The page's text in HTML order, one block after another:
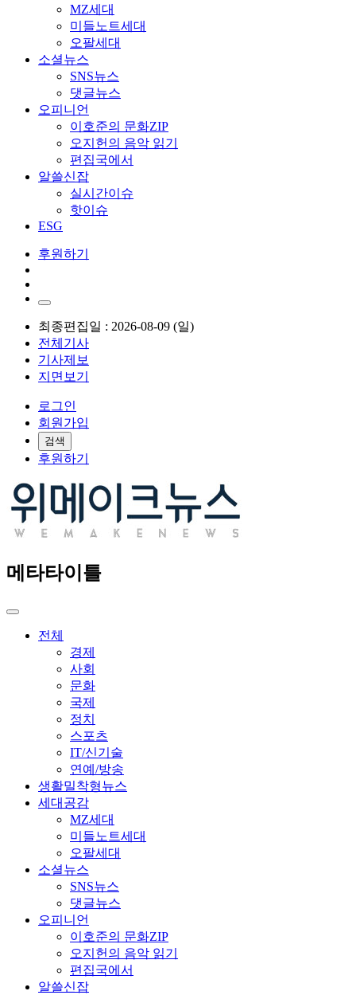
MZ세대
미들노트세대
오팔세대
소셜뉴스
SNS뉴스
댓글뉴스
오피니언
이호준의 문화ZIP
오지헌의 음악 읽기
편집국에서
알쓸신잡
실시간이슈
핫이슈
ESG
후원하기
최종편집일 : 2026-08-09 (일)
전체기사
기사제보
지면보기
로그인
회원가입
검색
후원하기
메타타이틀
전체
경제
사회
문화
국제
정치
스포츠
IT/신기술
연예/방송
생활밀착형뉴스
세대공감
MZ세대
미들노트세대
오팔세대
소셜뉴스
SNS뉴스
댓글뉴스
오피니언
이호준의 문화ZIP
오지헌의 음악 읽기
편집국에서
알쓸신잡